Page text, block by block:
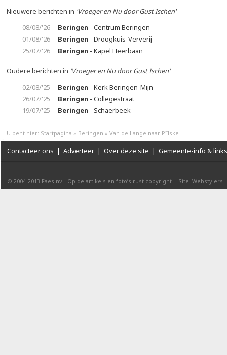
Nieuwere berichten in 'Vroeger en Nu door Gust Ischen'
08/08/'26
Beringen - Centrum Beringen
01/08/'26
Beringen - Droogkuis-Ververij
25/07/'26
Beringen - Kapel Heerbaan
Oudere berichten in 'Vroeger en Nu door Gust Ischen'
02/08/'25
Beringen - Kerk Beringen-Mijn
26/07/'25
Beringen - Collegestraat
19/07/'25
Beringen - Schaerbeek
U bent hier: Startpagina » Beringen » Van de Lange naar P'Ilske
Contacteer ons | Adverteer | Over deze site | Gemeente-info & links
© 2004-2013 Faes nv - Op de artikels en foto’s rust copyright | Site: Webstylers